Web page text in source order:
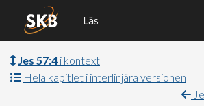
Läs
Jes 57:4 i kontext
Hela kapitlet i interlinjära versionen